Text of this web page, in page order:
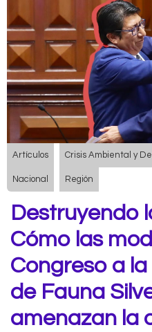
Artículos Crisis Ambiental y
Nacional Región
Destruyendo
Cómo las
Congreso a
de Fauna
amenazan la